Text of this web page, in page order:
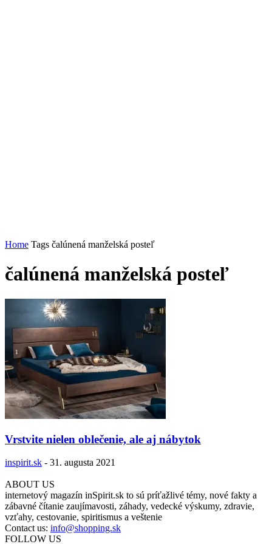
Home Tags čalúnená manželská posteľ
čalúnená manželská posteľ
Vrstvite nielen oblečenie, ale aj nábytok
inspirit.sk - 31. augusta 2021
ABOUT US
internetový magazín inSpirit.sk to sú príťažlivé témy, nové fakty a
zábavné čítanie zaujímavosti, záhady, vedecké výskumy, zdravie,
vzťahy, cestovanie, spiritismus a veštenie
Contact us: info@shopping.sk
FOLLOW US